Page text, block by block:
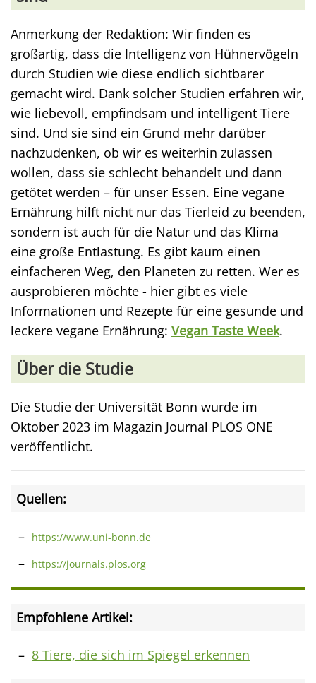
Anmerkung der Redaktion: Wir finden es
großartig, dass die Intelligenz von Hühnervögeln
durch Studien wie diese endlich sichtbarer
gemacht wird. Dank solcher Studien erfahren wir,
wie liebevoll, empfindsam und intelligent Tiere
sind. Und sie sind ein Grund mehr darüber
nachzudenken, ob wir es weiterhin zulassen
wollen, dass sie schlecht behandelt und dann
getötet werden – für unser Essen. Eine vegane
Ernährung hilft nicht nur das Tierleid zu beenden,
sondern ist auch für die Natur und das Klima
eine große Entlastung. Es gibt kaum einen
einfacheren Weg, den Planeten zu retten. Wer es
ausprobieren möchte - hier gibt es viele
Informationen und Rezepte für eine gesunde und
leckere vegane Ernährung: Vegan Taste Week.
Über die Studie
Die Studie der Universität Bonn wurde im
Oktober 2023 im Magazin Journal PLOS ONE
veröffentlicht.
Quellen:
https://www.uni-bonn.de
https://journals.plos.org
Empfohlene Artikel:
8 Tiere, die sich im Spiegel erkennen